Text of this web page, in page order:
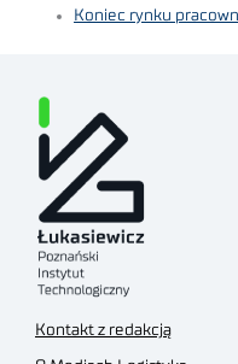
Koniec rynku
Kontakt z redakcją